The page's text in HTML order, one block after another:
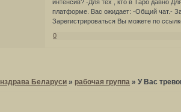
интенсив? -Для тех , кто в Таро давно
платформе. Вас ожидает: -Общий чат.-
Зарегистрироваться Вы можете по
0
Беларуси » рабочая группа »У Вас